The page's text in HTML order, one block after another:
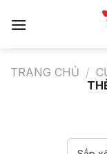
qua
TRANG CHỦ /